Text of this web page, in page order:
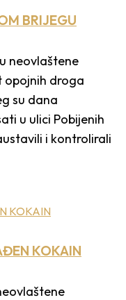
BRIJEGU
neovlaštene
opojnih droga
su dana
u ulici Pobijenih
i kontrolirali
KOKAIN